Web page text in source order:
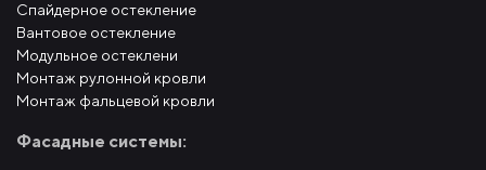
Спайдерное остекление
Вантовое остекление
Модульное остеклени
Монтаж рулонной кровли
Монтаж фальцевой кровли
Фасадные системы: